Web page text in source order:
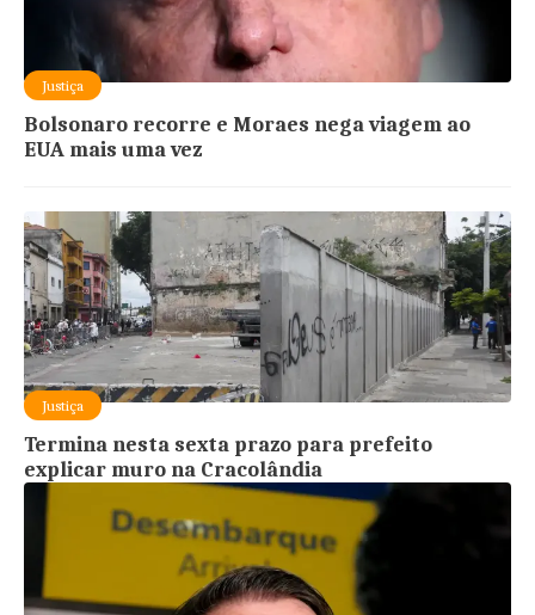
Justiça
Bolsonaro recorre e Moraes nega viagem ao
EUA mais uma vez
Justiça
Termina nesta sexta prazo para prefeito
explicar muro na Cracolândia